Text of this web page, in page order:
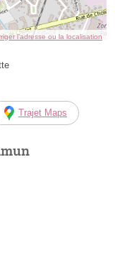
l’adresse ou la localisation
Trajet Maps